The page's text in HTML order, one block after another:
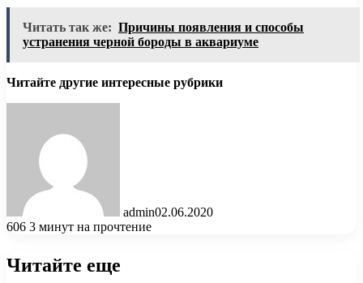
Читать так же: Причины появления и способы
устранения черной бороды в аквариуме
Читайте другие интересные рубрики
admin02.06.2020
606 3 минут на прочтение
Читайте еще